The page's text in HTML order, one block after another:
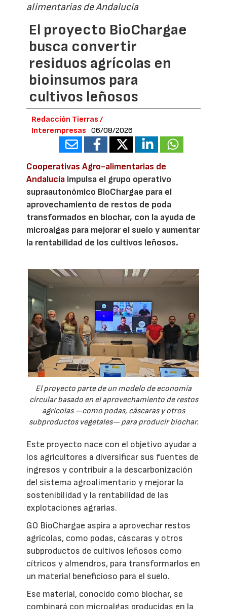
alimentarias de Andalucía
El proyecto BioChargae
busca convertir
residuos agrícolas en
bioinsumos para
cultivos leñosos
Redacción Tierras /
Interempresas
06/08/2026
Cooperativas Agro-alimentarias de
Andalucía impulsa el grupo operativo
supraautonómico BioChargae para el
aprovechamiento de restos de poda
transformados en biochar, con la ayuda de
microalgas para mejorar el suelo y aumentar
la rentabilidad de los cultivos leñosos.
El proyecto parte de un modelo de economía
circular basado en el aprovechamiento de restos
agrícolas —como podas, cáscaras y otros
subproductos vegetales— para producir biochar.
Este proyecto nace con el objetivo ayudar a
los agricultores a diversificar sus fuentes de
ingresos y contribuir a la descarbonización
del sistema agroalimentario y mejorar la
sostenibilidad y la rentabilidad de las
explotaciones agrarias.
GO BioChargae aspira a aprovechar restos
agrícolas, como podas, cáscaras y otros
subproductos de cultivos leñosos como
cítricos y almendros, para transformarlos en
un material beneficioso para el suelo.
Ese material, conocido como biochar, se
combinará con microalgas producidas en la